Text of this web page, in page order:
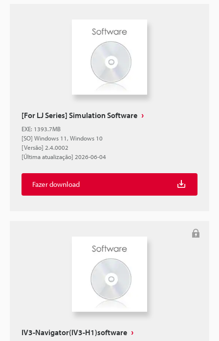
[For LJ Series] Simulation Software
EXE: 1393.7MB
[SO] Windows 11, Windows 10
[Versão] 2.4.0002
[Última atualização] 2026-06-04
Fazer download
IV3-Navigator(IV3-H1)software